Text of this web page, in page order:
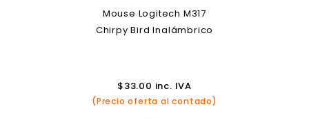
Mouse Logitech M317
Chirpy Bird Inalámbrico
$33.00 inc. IVA
(Precio oferta al contado)